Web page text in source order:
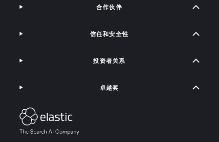
合作伙伴
信任和安全性
投资者关系
卓越奖